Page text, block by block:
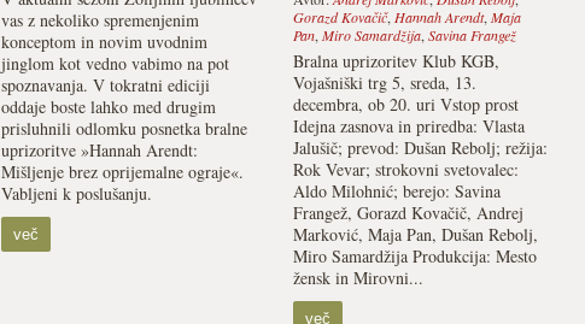
vas z nekoliko spremenjenim
konceptom in novim uvodnim
jinglom kot vedno vabimo na pot
spoznavanja. V tokratni ediciji
oddaje boste lahko med drugim
prisluhnili odlomku posnetka bralne
uprizoritve »Hannah Arendt:
Mišljenje brez oprijemalne ograje«.
Vabljeni k poslušanju.
več
Gorazd Kovačič, Hannah Arendt, Maja
Pan, Miro Samardžija, Savina Frangež
Bralna uprizoritev Klub KGB,
Vojašniški trg 5, sreda, 13.
decembra, ob 20. uri Vstop prost
Idejna zasnova in priredba: Vlasta
Jalušič; prevod: Dušan Rebolj; režija:
Rok Vevar; strokovni svetovalec:
Aldo Milohnić; berejo: Savina
Frangež, Gorazd Kovačič, Andrej
Marković, Maja Pan, Dušan Rebolj,
Miro Samardžija Produkcija: Mesto
žensk in Mirovni...
več